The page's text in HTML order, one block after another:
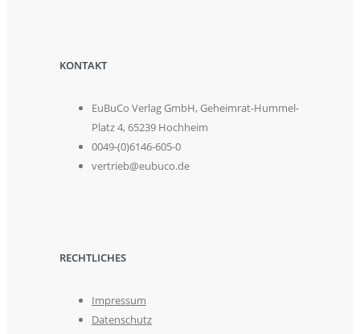
KONTAKT
EuBuCo Verlag GmbH, Geheimrat-Hummel-
Platz 4, 65239 Hochheim
0049-(0)6146-605-0
vertrieb@eubuco.de
RECHTLICHES
Impressum
Datenschutz